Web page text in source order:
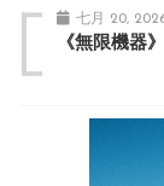
七月 20,
《無限機器